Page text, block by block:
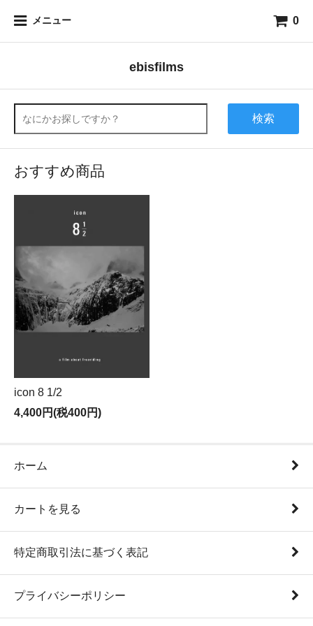
メニュー 0
ebisfilms
検索
おすすめ商品
icon 8 1/2
4,400円(税400円)
ホーム
カートを見る
特定商取引法に基づく表記
プライバシーポリシー